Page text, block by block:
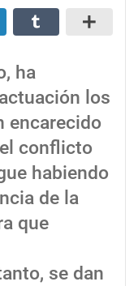
ha
los
encarecido
conflicto
habiendo
de la
que
se dan